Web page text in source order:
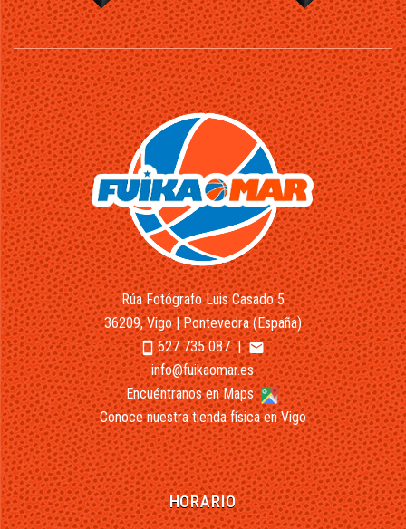
Rúa Fotógrafo Luis Casado 5
36209, Vigo | Pontevedra (España)
smartphone627 735 087|email
info@fuikaomar.es
Encuéntranos en Maps
Conoce nuestra tienda física en Vigo
HORARIO